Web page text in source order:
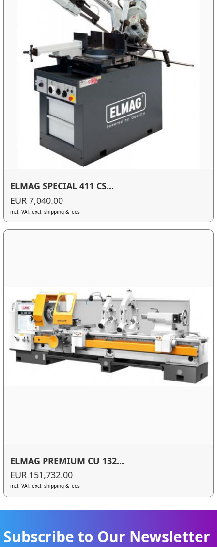
ELMAG SPECIAL 411 CS...
EUR 7,040.00
incl. VAT, excl. shipping & fees
ELMAG PREMIUM CU 132...
EUR 151,732.00
incl. VAT, excl. shipping & fees
Subscribe to Our Newsletter